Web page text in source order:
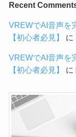
Recent
VREWでAI音声を
【初心者必見】
に
VREWでAI音声を
【初心者必見】
に